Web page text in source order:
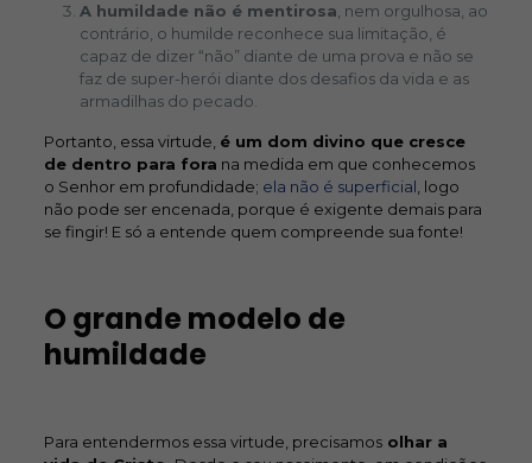
A humildade não é mentirosa , nem orgulhosa, ao
contrário, o humilde reconhece sua limitação, é
capaz de dizer “não” diante de uma prova e não se
faz de super-herói diante dos desafios da vida e as
armadilhas do pecado.
Portanto, essa virtude, é um dom divino que cresce
de dentro para fora na medida em que conhecemos
o Senhor em profundidade; ela não é superficial , logo
não pode ser encenada, porque é exigente demais para
se fingir! E só a entende quem compreende sua fonte!
O grande modelo de
humildade
Para entendermos essa virtude, precisamosolhar a